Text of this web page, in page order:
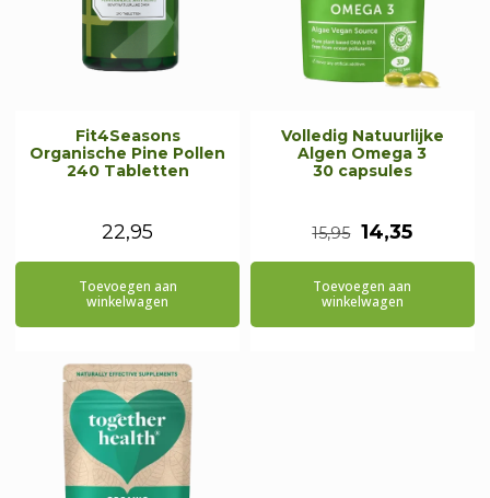
Fit4Seasons
Organische Pine Pollen
240 Tabletten
22,95
Toevoegen aan
winkelwagen
Volledig Natuurlijke
Algen Omega 3
30 capsules
15,95
prijs
was:
14,35Huidige
prijs
Toevoegen aan
winkelwagen